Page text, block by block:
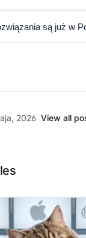
są już w
2026 View all